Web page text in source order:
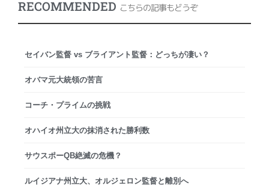
RECOMMENDED こちらの記事もどうぞ
セイバン監督 vs ブライアント監督：どっちが凄い？
オバマ元大統領の苦言
コーチ・プライムの挑戦
オハイオ州立大の抹消された勝利数
サウスポーQB絶滅の危機？
ルイジアナ州立大、オルジェロン監督と離別へ